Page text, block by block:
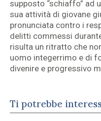
supposto “schiaffo” ad
sua attività di giovane
pronunciata contro i
delitti commessi
risulta un ritratto che
uomo integerrimo e di
divenire e progressivo
Ti potrebbe